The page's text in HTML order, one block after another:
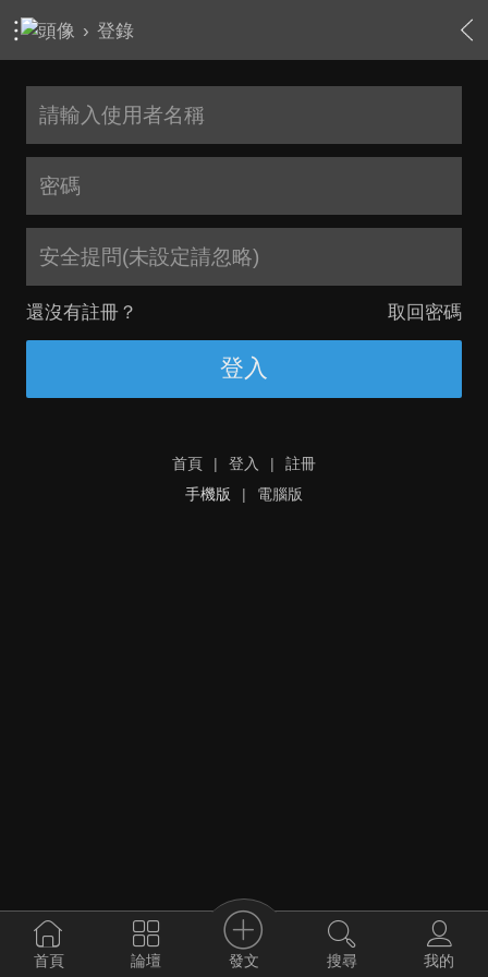
› 登錄
安全提問(未設定請忽略)
還沒有註冊？ 取回密碼
登入
首頁 | 登入 |
註冊
手機版
| 電腦版
首頁 論壇 發文 搜尋 我的